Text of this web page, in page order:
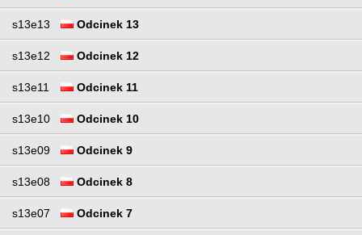
s13e13 Odcinek 13
s13e12 Odcinek 12
s13e11 Odcinek 11
s13e10 Odcinek 10
s13e09 Odcinek 9
s13e08 Odcinek 8
s13e07 Odcinek 7